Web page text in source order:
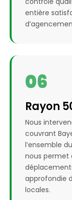
entière
06
Rayon
Nous
couvrant
l’ensemble
nous permet
approfondie
locales.